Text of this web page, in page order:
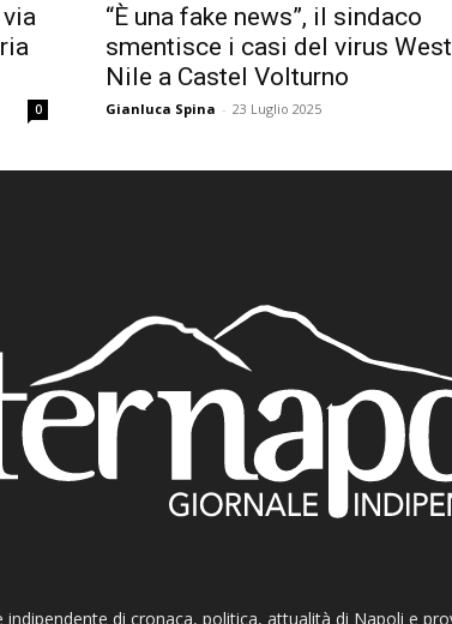
0
“È una fake news”, il sindaco
smentisce i casi del virus West
Nile a Castel Volturno
Gianluca Spina - 23 Luglio 2025
indipendente di cronaca, politica, attualità di Napoli e